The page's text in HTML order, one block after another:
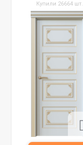
Купили 26664 шт.